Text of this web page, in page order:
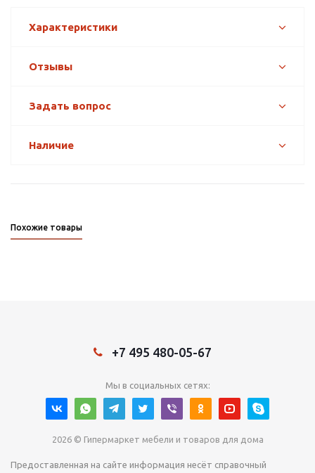
Характеристики
Отзывы
Задать вопрос
Наличие
Похожие товары
+7 495 480-05-67
Мы в социальных сетях:
2026 © Гипермаркет мебели и товаров для дома
Предоставленная на сайте информация несёт справочный